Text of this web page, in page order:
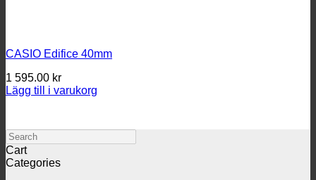
CASIO Edifice 40mm
1 595.00 kr
Lägg till i varukorg
Search
Cart
Categories